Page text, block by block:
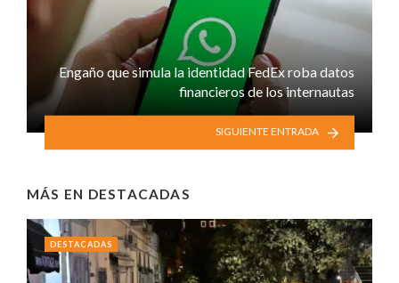
Engaño que simula la identidad FedEx roba datos
financieros de los internautas
SIGUIENTE ENTRADA
MÁS EN DESTACADAS
DESTACADAS